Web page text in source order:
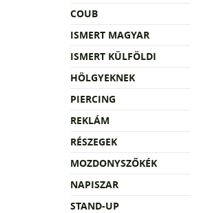
COUB
ISMERT MAGYAR
ISMERT KÜLFÖLDI
HÖLGYEKNEK
PIERCING
REKLÁM
RÉSZEGEK
MOZDONYSZŐKÉK
NAPISZAR
STAND-UP